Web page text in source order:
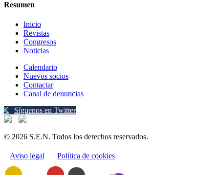
Resumen
Inicio
Revistas
Congresos
Noticias
Calendario
Nuevos socios
Contactar
Canal de denuncias
Síguenos en Twitter
© 2026 S.E.N. Todos los derechos reservados.
Aviso legal Política de cookies